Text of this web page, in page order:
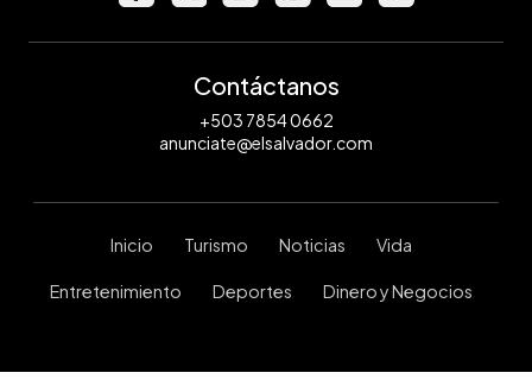
Contáctanos
+503 7854 0662
anunciate@elsalvador.com
Inicio Turismo Noticias Vida
Entretenimiento Deportes Dinero y Negocios